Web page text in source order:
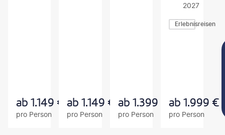
ab1.149 €
pro Person
B
O
T
ab 1.149 €
pro Person
B
O
T
ab1.399
pro Person
B
O
T
2027
Erlebnisreisen
ab1.999 €
pro Person